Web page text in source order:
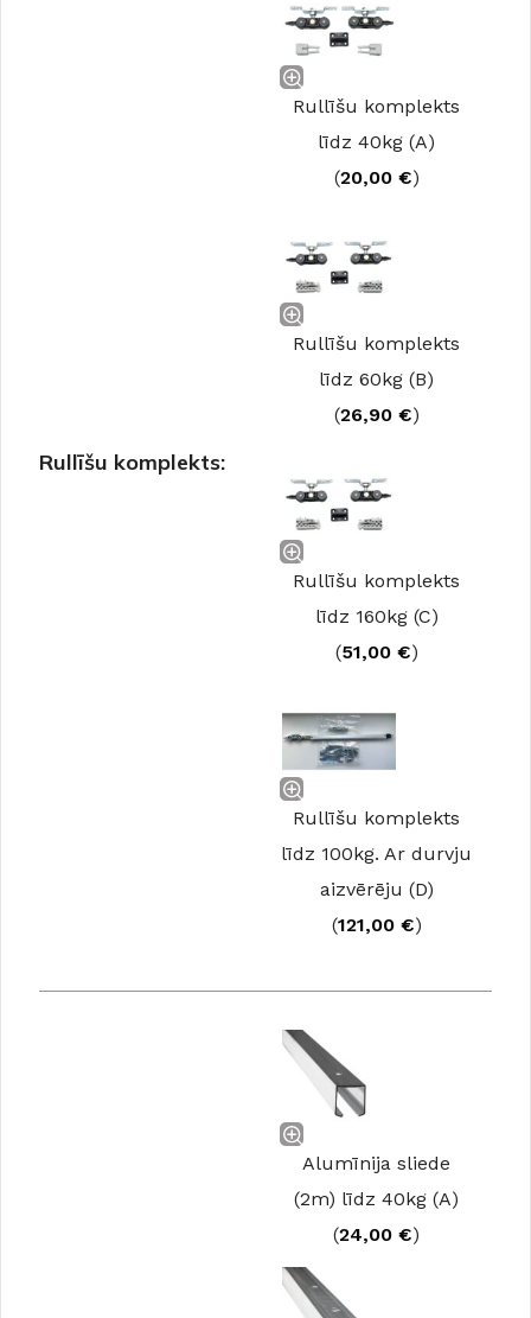
Rullīšu komplekts:
Rullīšu komplekts
līdz 40kg (A)
(20,00 €)
Rullīšu komplekts
līdz 60kg (B)
(26,90 €)
Rullīšu komplekts
līdz 160kg (C)
(51,00 €)
Rullīšu komplekts
līdz 100kg. Ar durvju
aizvērēju (D)
(121,00 €)
Alumīnija sliede
(2m) līdz 40kg (A)
(24,00 €)